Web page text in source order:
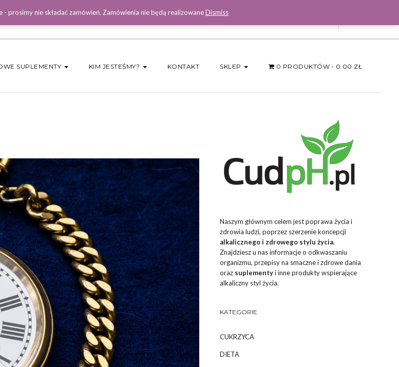
SUPLEMENTY KIM JESTEŚMY? KONTAKT SKLEP 0 PRODUKTÓW 0.00 ZŁ
Naszym głównym celem jest poprawa życia i
zdrowia ludzi, poprzez szerzenie koncepcji
alkalicznego i zdrowego stylu życia.
Znajdziesz u nas informacje o odkwaszaniu
organizmu, przepisy na smaczne i zdrowe dania
oraz suplementyi inne produkty wspierające
alkaliczny styl życia.
KATEGORIE
CUKRZYCA
DIETA
prosimy nie składać zamówień. Zamówienia nie będą realizowaneDismiss